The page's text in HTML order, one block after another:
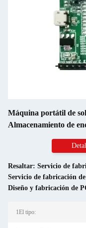
Máquina portátil de
Almacenamiento de
Resaltar: Servicio de
Servicio de fabricación
Diseño y fabricación de
1El tipo: